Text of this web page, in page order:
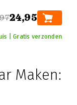
24,95
| Gratis verzonden
Maken: